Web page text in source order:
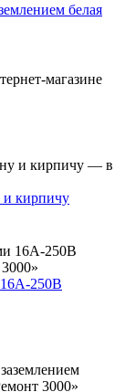
белая
кирпичу
16A-250В